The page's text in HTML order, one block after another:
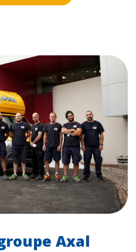
Axal